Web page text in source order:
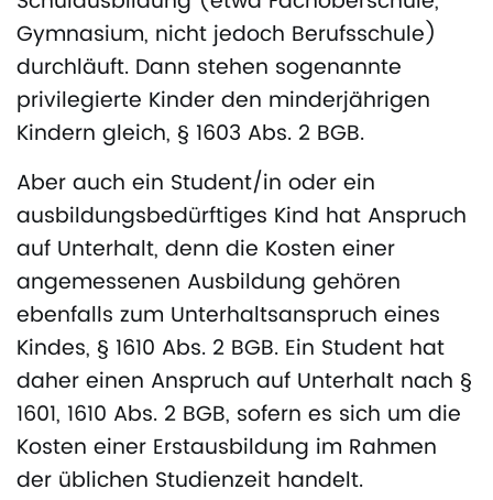
Gymnasium, nicht jedoch Berufsschule)
durchläuft. Dann stehen sogenannte
privilegierte Kinder den minderjährigen
Kindern gleich, § 1603 Abs. 2 BGB.
Aber auch ein Student/in oder ein
ausbildungsbedürftiges Kind hat Anspruch
auf Unterhalt, denn die Kosten einer
angemessenen Ausbildung gehören
ebenfalls zum Unterhaltsanspruch eines
Kindes, § 1610 Abs. 2 BGB. Ein Student hat
daher einen Anspruch auf Unterhalt nach §
1601, 1610 Abs. 2 BGB, sofern es sich um die
Kosten einer Erstausbildung im Rahmen
der üblichen Studienzeit handelt.